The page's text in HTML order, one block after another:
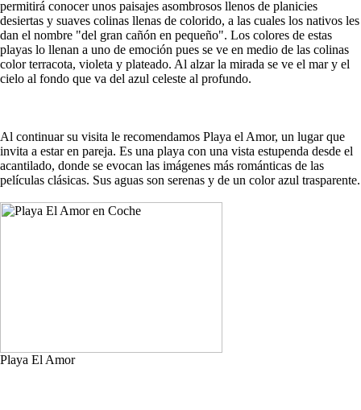
permitirá conocer unos paisajes asombrosos llenos de planicies
desiertas y suaves colinas llenas de colorido, a las cuales los nativos les
dan el nombre "del gran cañón en pequeño". Los colores de estas
playas lo llenan a uno de emoción pues se ve en medio de las colinas
color terracota, violeta y plateado. Al alzar la mirada se ve el mar y el
cielo al fondo que va del azul celeste al profundo.
Al continuar su visita le recomendamos Playa el Amor, un lugar que
invita a estar en pareja. Es una playa con una vista estupenda desde el
acantilado, donde se evocan las imágenes más románticas de las
películas clásicas. Sus aguas son serenas y de un color azul trasparente.
Playa El Amor